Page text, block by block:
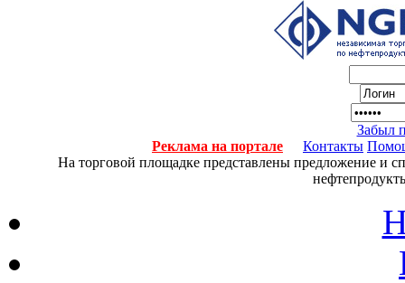
Забыл
Реклама на портале
Контакты
На торговой площадке представлены предложение и